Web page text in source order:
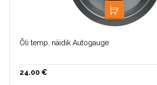
LOE EDASI
Õli temp. näidik Autogauge
24.00 €